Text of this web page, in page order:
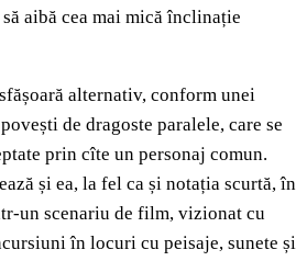
aibă cea mai mică înclinație
alternativ, conform unei
de dragoste paralele, care se
prin cîte un personaj comun.
și ea, la fel ca și notația scurtă, în
un scenariu de film, vizionat cu
în locuri cu peisaje, sunete și